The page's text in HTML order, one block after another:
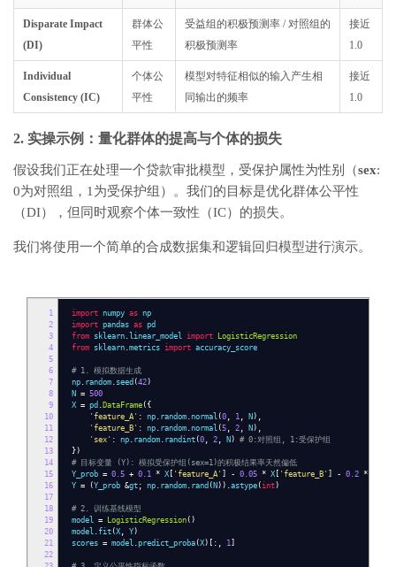
Disparate Impact
(DI)
群体公
平性
受益组的积极预测率 / 对照组的
积极预测率
接近
1.0
Individual
Consistency (IC)
个体公
平性
模型对特征相似的输入产生相
同输出的频率
接近
1.0
2. 实操示例：量化群体的提高与个体的损失
假设我们正在处理一个贷款审批模型，受保护属性为性别（sex:
0为对照组，1为受保护组）。我们的目标是优化群体公平性
（DI），但同时观察个体一致性（IC）的损失。
我们将使用一个简单的合成数据集和逻辑回归模型进行演示。
1
2
3
4
5
6
7
8
9
10
11
12
13
14
15
16
17
18
19
20
21
22
import numpy as np
import pandas as pd
from sklearn . linear_model import LogisticRegression
from sklearn .metrics import accuracy_score
# 1. 模拟数据生成
np . random . seed (42)
N = 500
X = pd . DataFrame ({
'feature_A' : np . random .normal (0 , 1 , N ),
'feature_B' : np . random .normal (5 , 2 , N ),
'sex' : np . random . randint (0 , 2 , N ) # 0:对照组, 1:受保护组
})
# 目标变量 (Y): 模拟受保护组(sex=1)的积极结果率天然偏低
Y_prob = 0.5 + 0.1 * X [ 'feature_A' ] - 0.05 * X [ 'feature_B' ] - 0.2 *
Y = (Y_prob &gt ; np . random . rand ( N )).astype (int)
# 2. 训练基线模型
model = LogisticRegression ()
model .fit (X , Y)
scores = model .predict_proba (X)[:, 1]